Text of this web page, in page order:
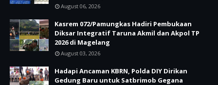
August 06, 2026
Kasrem 072/Pamungkas Hadiri Pembukaan
Diksar Integratif Taruna Akmil dan Akpol TP
2026 di Magelang
August 03, 2026
Hadapi Ancaman KBRN, Polda DIY Dirikan
Gedung Baru untuk Satbrimob Gegana